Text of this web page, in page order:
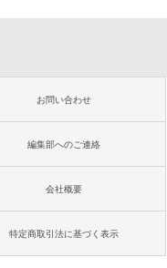
お問い合わせ
編集部へのご連絡
会社概要
特定商取引法に基づく表示